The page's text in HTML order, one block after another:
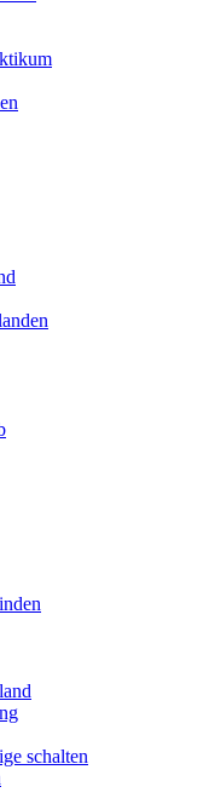
schalten